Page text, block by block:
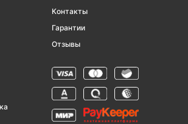
Контакты
Гарантии
Отзывы